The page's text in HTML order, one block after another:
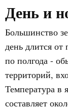
День и
Большинство
день длится
по полгода -
территорий,
Температура в
составляет